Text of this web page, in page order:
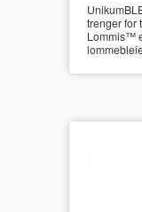
trenger for
Lommis™